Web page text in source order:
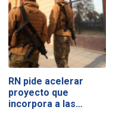
RN pide acelerar
proyecto que
incorpora a las…